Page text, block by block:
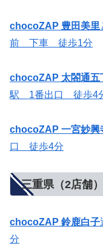
chocoZAP 豊田美里
前 下車 徒歩1分
chocoZAP 太閤通五
駅 1番出口 徒歩4
chocoZAP 一宮妙興
口 徒歩4分
三重県（2店舗）
chocoZAP 鈴鹿白子
分